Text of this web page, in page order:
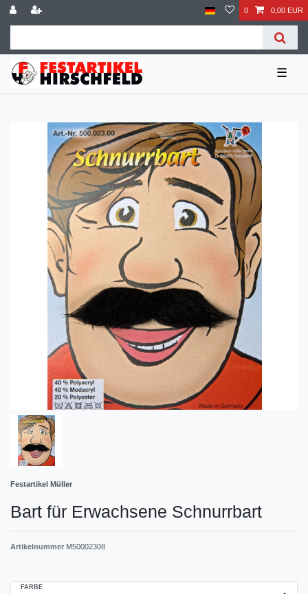
0 0,00 EUR
☰
Festartikel Müller
Bart für Erwachsene Schnurrbart
Artikelnummer M50002308
FARBE